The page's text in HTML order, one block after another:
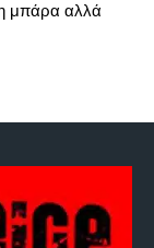
μπάρα αλλά